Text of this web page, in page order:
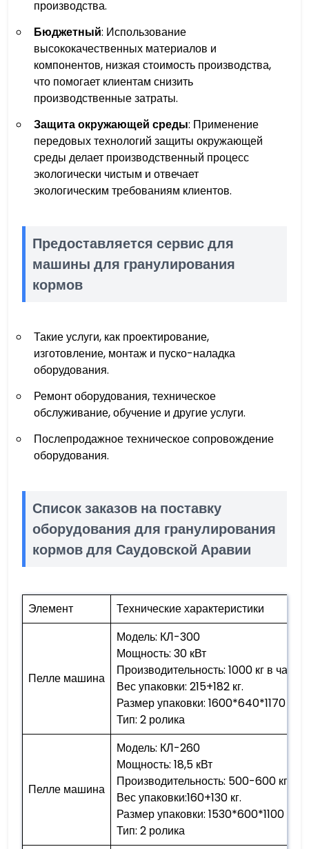
производства.
Бюджетный: Использование
высококачественных материалов и
компонентов, низкая стоимость производства,
что помогает клиентам снизить
производственные затраты.
Защита окружающей среды: Применение
передовых технологий защиты окружающей
среды делает производственный процесс
экологически чистым и отвечает
экологическим требованиям клиентов.
Предоставляется сервис для
машины для гранулирования
кормов
Такие услуги, как проектирование,
изготовление, монтаж и пуско-наладка
оборудования.
Ремонт оборудования, техническое
обслуживание, обучение и другие услуги.
Послепродажное техническое сопровождение
оборудования.
Список заказов на поставку
оборудования для гранулирования
кормов для Саудовской Аравии
Элемент Технические характеристики
Пелле машина
Модель: КЛ-300
Мощность: 30 кВт
Производительность: 1000 кг в час
Вес упаковки: 215+182 кг.
Размер упаковки: 1600*640*1170 мм
Тип: 2 ролика
Пелле машина
Модель: КЛ-260
Мощность: 18,5 кВт
Производительность: 500-600 кг в
Вес упаковки:160+130 кг.
Размер упаковки: 1530*600*1100 мм
Тип: 2 ролика